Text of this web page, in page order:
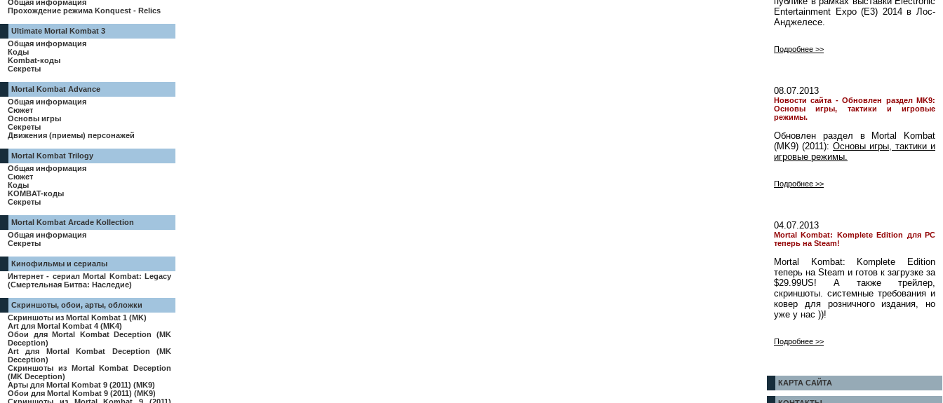
Общая информация
Прохождение режима Konquest - Relics
Ultimate Mortal Kombat 3
Общая информация
Коды
Kombat-коды
Секреты
Mortal Kombat Advance
Общая информация
Сюжет
Основы игры
Секреты
Движения (приемы) персонажей
Mortal Kombat Trilogy
Общая информация
Сюжет
Коды
KOMBAT-коды
Секреты
Mortal Kombat Arcade Kollection
Общая информация
Секреты
Кинофильмы и сериалы
Интернет - сериал Mortal Kombat: Legacy
(Смертельная Битва: Наследие)
Скриншоты, обои, арты, обложки
Скриншоты из Mortal Kombat 1 (MK)
Art для Mortal Kombat 4 (MK4)
Обои для Mortal Kombat Deception (MK
Deception)
Art для Mortal Kombat Deception (MK
Deception)
Скриншоты из Mortal Kombat Deception
(MK Deception)
Арты для Mortal Kombat 9 (2011) (MK9)
Обои для Mortal Kombat 9 (2011) (MK9)
Entertainment Expo (E3) 2014 в Лос-
Анджелесе.
Подробнее >>
08.07.2013
Новости сайта - Обновлен раздел MK9:
Основы игры, тактики и игровые
режимы.
Обновлен раздел в Mortal Kombat
(MK9) (2011): Основы игры, тактики и
игровые режимы.
Подробнее >>
04.07.2013
Mortal Kombat: Komplete Edition для PC
теперь на Steam!
Mortal Kombat: Komplete Edition
теперь на Steam и готов к загрузке за
$29.99US! А также трейлер,
скриншоты. системные требования и
ковер для розничного издания, но
уже у нас ))!
Подробнее >>
КАРТА САЙТА